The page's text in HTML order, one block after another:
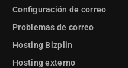
Configuración de correo
Problemas de correo
Hosting Bizplin
Hosting externo